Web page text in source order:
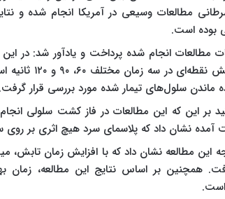
مطالعات وسیعی در آمریکا انجام شده و
بوده است.
مطالعات انجام شده پرداخت و یادآور شد: در
اتاق به
ماندن سلول‌های تیمار شده مورد بررسی قرار گرفت.
بر این که این مطالعات در فاز کشت سلولی
آمده نشان داد که پلاسمای سرد هیچ اثری بر روی
این مطالعه نشان داد که با افزایش زمان
همچنین بر اساس نتایج این مطالعه، زمان